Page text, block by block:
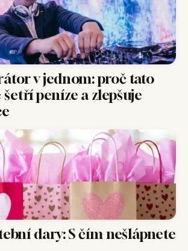
v jednom: proč tato
peníze a zlepšuje
dary: S čím nešlápnete